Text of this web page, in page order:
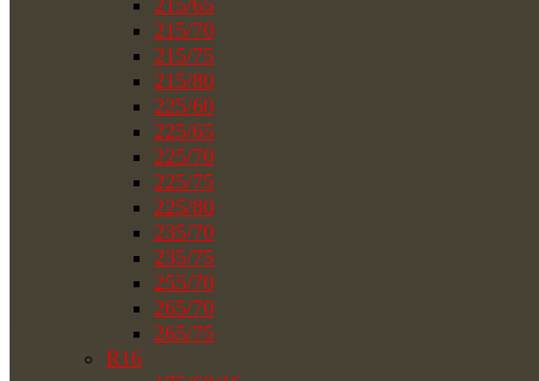
215/65
215/70
215/75
215/80
225/60
225/65
225/70
225/75
225/80
235/70
235/75
255/70
265/70
265/75
R16